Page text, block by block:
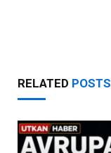
RELATED POSTS